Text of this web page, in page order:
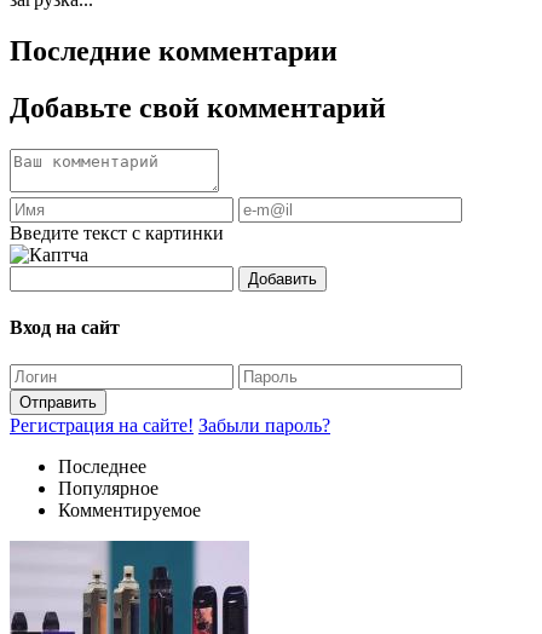
Последние комментарии
Добавьте свой комментарий
Введите текст с картинки
Добавить
Вход на сайт
Отправить
Регистрация на сайте! Забыли пароль?
Последнее
Популярное
Комментируемое